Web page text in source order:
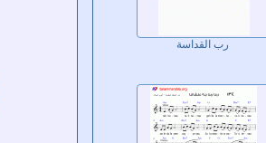
رب القداسة